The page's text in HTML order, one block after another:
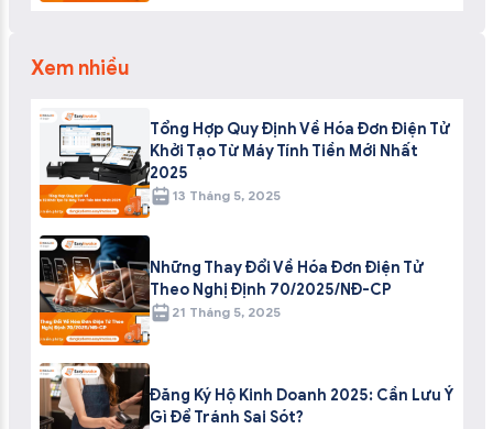
Xem nhiều
Tổng Hợp Quy Định Về Hóa Đơn Điện Tử
Khởi Tạo Từ Máy Tính Tiền Mới Nhất
2025
13 Tháng 5, 2025
Những Thay Đổi Về Hóa Đơn Điện Tử
Theo Nghị Định 70/2025/NĐ-CP
21 Tháng 5, 2025
Đăng Ký Hộ Kinh Doanh 2025: Cần Lưu Ý
Gì Để Tránh Sai Sót?